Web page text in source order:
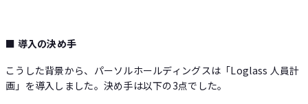
■ 導入の決め手
こうした背景から、パーソルホールディングスは「Loglass 人員計
画」を導入しました。決め手は以下の3点でした。